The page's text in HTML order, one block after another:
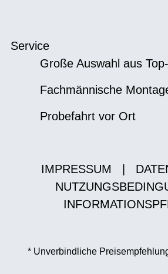
Service
Große Auswahl aus
Fachmännische
Probefahrt vor Ort
IMPRESSUM
* Unverbindliche